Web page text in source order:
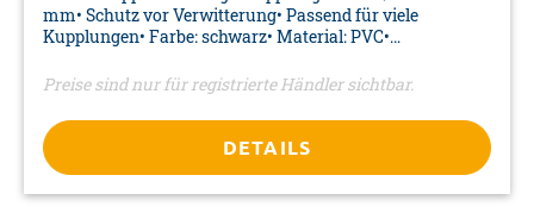
mm• Schutz vor Verwitterung• Passend für viele
Kupplungen• Farbe: schwarz• Material: PVC•
Preise sind nur für registrierte Händler sichtbar.
DETAILS